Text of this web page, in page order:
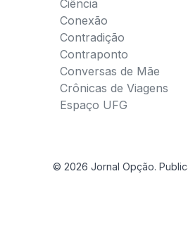
Ciência
Conexão
Contradição
Contraponto
Conversas de Mãe
Crônicas de Viagens
Espaço UFG
© 2026 Jornal Opção.